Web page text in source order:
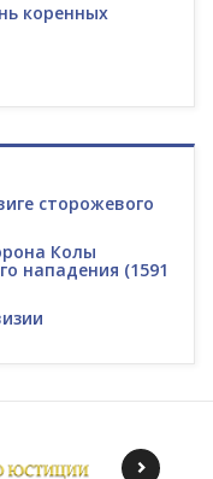
коренных
сторожевого
Колы
нападения (1591